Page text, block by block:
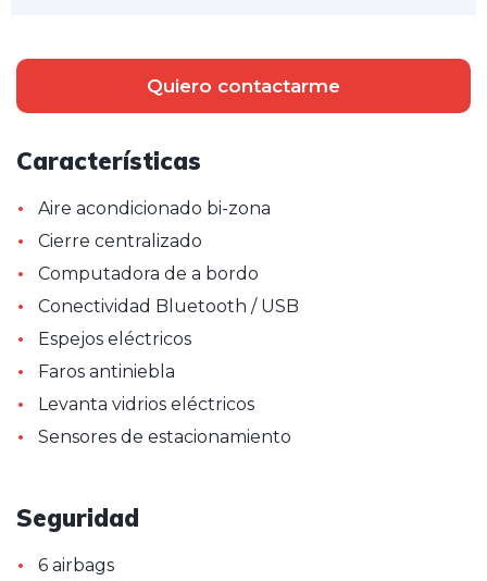
Quiero contactarme
Características
• Aire acondicionado bi-zona
• Cierre centralizado
• Computadora de a bordo
• Conectividad Bluetooth / USB
• Espejos eléctricos
• Faros antiniebla
• Levanta vidrios eléctricos
• Sensores de estacionamiento
Seguridad
• 6 airbags